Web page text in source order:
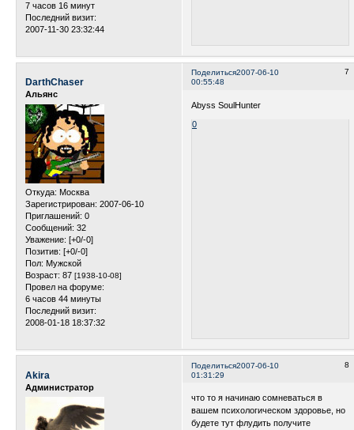
7 часов 16 минут
Последний визит:
2007-11-30 23:32:44
Поделиться 7
2007-06-10
00:55:48
DarthChaser
Альянс
Откуда: Москва
Зарегистрирован: 2007-06-10
Приглашений: 0
Сообщений: 32
Уважение: [+0/-0]
Позитив: [+0/-0]
Пол: Мужской
Возраст: 87 [1938-10-08]
Провел на форуме:
6 часов 44 минуты
Последний визит:
2008-01-18 18:37:32
Abyss SoulHunter
0
Поделиться 8
2007-06-10
01:31:29
Akira
Администратор
что то я начинаю сомневаться в
вашем психологическом здоровье, но
будете тут флудить получите